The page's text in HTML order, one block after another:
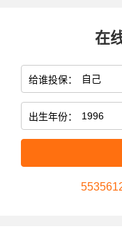
在
给谁投保：
出生年份：